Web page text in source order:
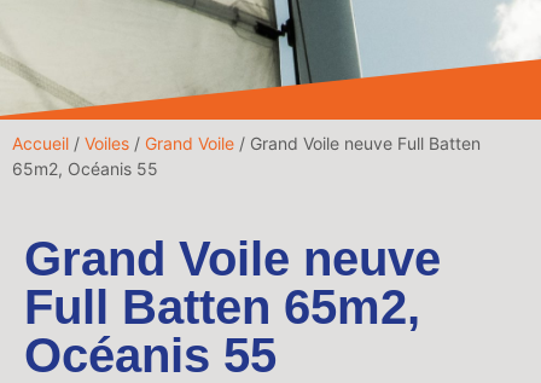
Accueil / Voiles / Grand Voile / Grand Voile neuve Full Batten
65m2, Océanis 55
Grand Voile neuve
Full Batten 65m2,
Océanis 55